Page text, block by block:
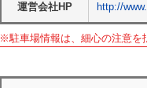
運営会社HP http://
※駐車場情報は、細心の注意を